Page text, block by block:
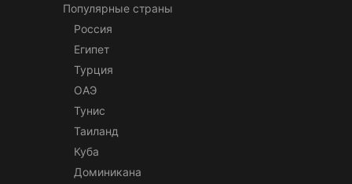
Популярные страны
Россия
Египет
Турция
ОАЭ
Тунис
Таиланд
Куба
Доминикана